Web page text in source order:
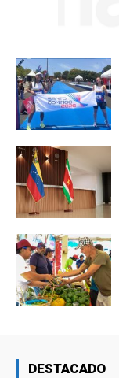
DESTACADO